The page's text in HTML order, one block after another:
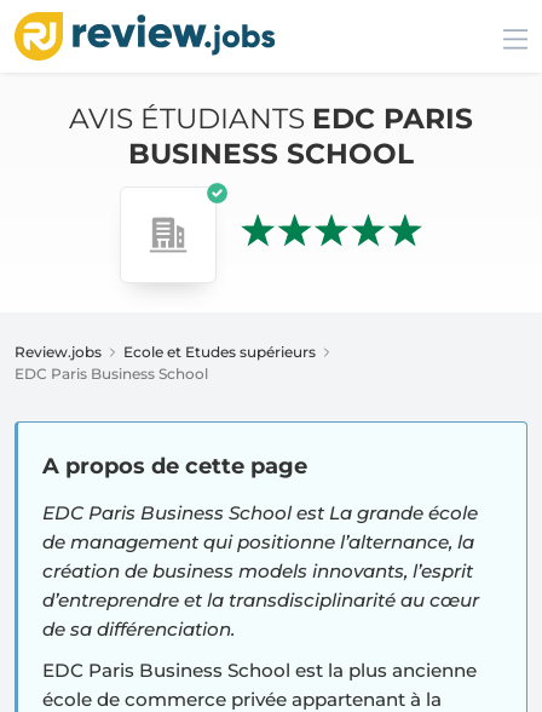
AVIS ÉTUDIANTS EDC PARIS
BUSINESS SCHOOL
Review.jobs
Ecole et Etudes supérieurs
EDC Paris Business School
A propos de cette page
EDC Paris Business School est La grande école
de management qui positionne l’alternance, la
création de business models innovants, l’esprit
d’entreprendre et la transdisciplinarité au cœur
de sa différenciation.
EDC Paris Business School est la plus ancienne
école de commerce privée appartenant à la